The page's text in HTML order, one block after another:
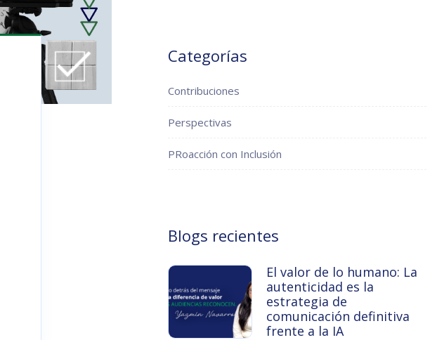
Categorías
Contribuciones
Perspectivas
PRoacción con Inclusión
Blogs recientes
El valor de lo humano: La
autenticidad es la
estrategia de
comunicación definitiva
frente a la IA